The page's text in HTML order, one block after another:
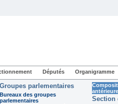
Députés Organigramme
Groupes parlementaires
Bureaux des groupes
parlementaires
Section